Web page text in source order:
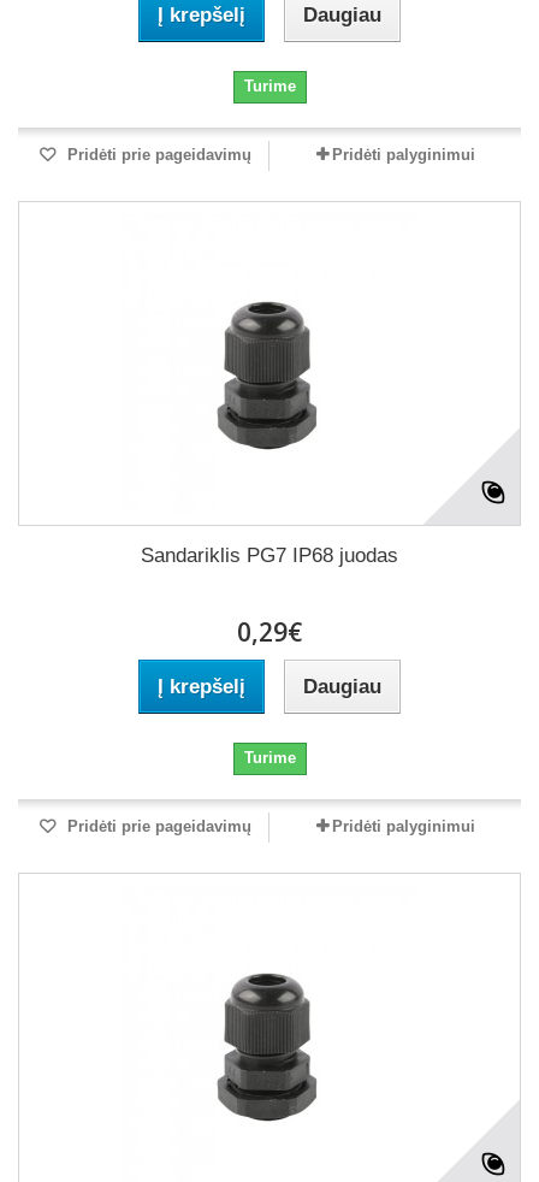
Į krepšelį Daugiau
Turime
Pridėti prie pageidavimų Pridėti palyginimui
Sandariklis PG7 IP68 juodas
0,29€
Į krepšelį Daugiau
Turime
Pridėti prie pageidavimų Pridėti palyginimui